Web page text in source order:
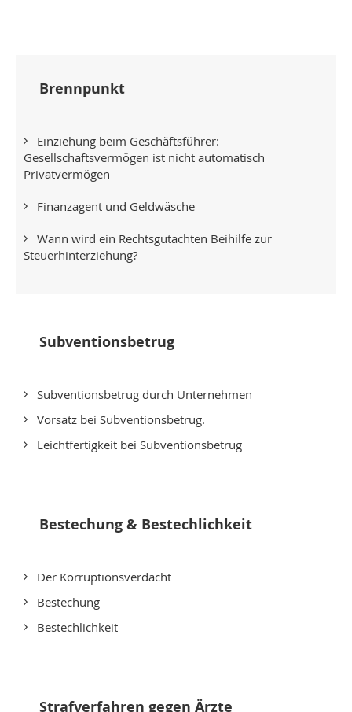
Brennpunkt
Einziehung beim Geschäftsführer:
Gesellschaftsvermögen ist nicht automatisch
Privatvermögen
Finanzagent und Geldwäsche
Wann wird ein Rechtsgutachten Beihilfe zur
Steuerhinterziehung?
Subventionsbetrug
Subventionsbetrug durch Unternehmen
Vorsatz bei Subventionsbetrug.
Leichtfertigkeit bei Subventionsbetrug
Bestechung & Bestechlichkeit
Der Korruptionsverdacht
Bestechung
Bestechlichkeit
Strafverfahren gegen Ärzte